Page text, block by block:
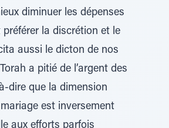
diminuer les dépenses
préférer la discrétion et le
aussi le dicton de nos
a pitié de l’argent des
dire que la dimension
est inversement
aux efforts parfois